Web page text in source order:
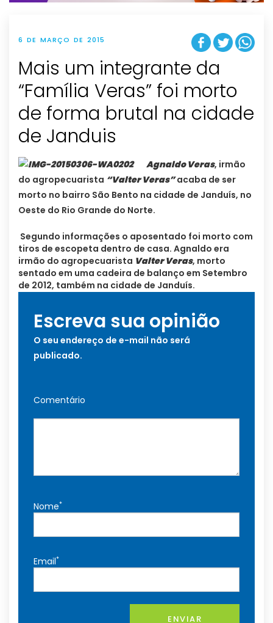
6 DE MARÇO DE 2015
Mais um integrante da
“Família Veras” foi morto
de forma brutal na cidade
de Janduis
Agnaldo Veras, irmão
do agropecuarista “Valter Veras” acaba de ser
morto no bairro São Bento na cidade de Janduís, no
Oeste do Rio Grande do Norte.
Segundo informações o aposentado foi morto com
tiros de escopeta dentro de casa. Agnaldo era
irmão do agropecuarista Valter Veras, morto
sentado em uma cadeira de balanço em Setembro
de 2012, também na cidade de Janduís.
Escreva sua opinião
O seu endereço de e-mail não será
publicado.
Comentário
Nome*
Email*
ENVIAR